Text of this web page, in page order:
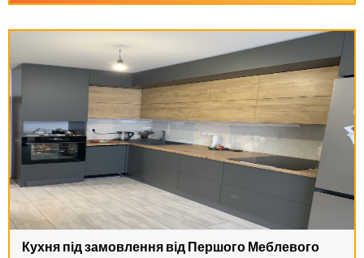
Кухня під замовлення від Першого Меблевого